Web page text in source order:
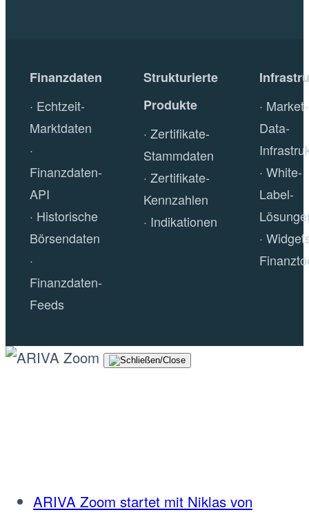
Finanzdaten
Echtzeit-
Marktdaten
Finanzdaten-
API
Historische
Börsendaten
Finanzdaten-
Feeds
Strukturierte
Produkte
Zertifikate-
Stammdaten
Zertifikate-
Kennzahlen
Indikationen
Market-
Data-
White-
Label-
ARIVA Zoom startet mit Niklas von